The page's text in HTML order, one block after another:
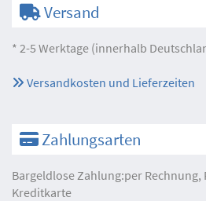
Versand
* 2-5 Werktage (innerhalb
Versandkosten und Lieferzeiten
Zahlungsarten
Bargeldlose Zahlung:per Rechnung,
Kreditkarte